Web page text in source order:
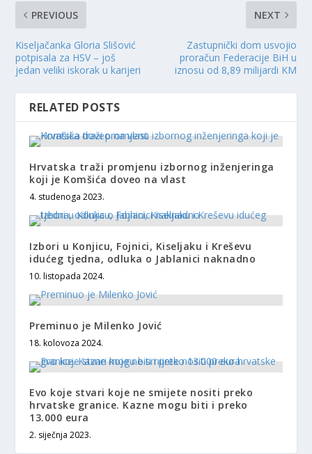
PREVIOUS
Kiseljačanka Gloria Slišović
potpisala za HSV – još
jedan veliki iskorak u karijeri
NEXT
Zastupnički dom usvojio
proračun Federacije BiH u
iznosu od 8,89 milijardi KM
RELATED POSTS
Hrvatska traži promjenu izbornog inženjeringa
koji je Komšića doveo na vlast
4. studenoga 2023.
Izbori u Konjicu, Fojnici, Kiseljaku i Kreševu
idućeg tjedna, odluka o Jablanici naknadno
10. listopada 2024.
Preminuo je Milenko Jović
18. kolovoza 2024.
Evo koje stvari koje ne smijete nositi preko
hrvatske granice. Kazne mogu biti i preko
13.000 eura
2. siječnja 2023.